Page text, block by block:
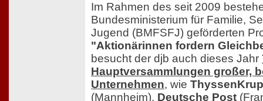
Im Rahmen des seit 2009
Bundesministerium für Familie,
Jugend (BMFSFJ) geförderten
"Aktionärinnen fordern
besucht der djb auch dieses Jahr
Hauptversammlungen großer,
Unternehmen, wie
(Mannheim), Deutsche Post